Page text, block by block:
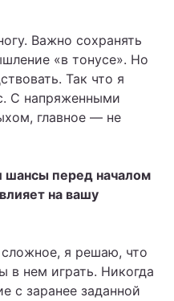
Важно сохранять
«в тонусе». Но
Так что я
С напряженными
главное — не
шансы перед началом
на вашу
я решаю, что
в нем играть. Никогда
с заранее заданной